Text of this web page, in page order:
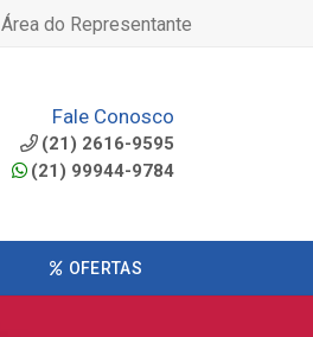
Área do Representante
Fale Conosco
(21) 2616-9595
(21) 99944-9784
OFERTAS